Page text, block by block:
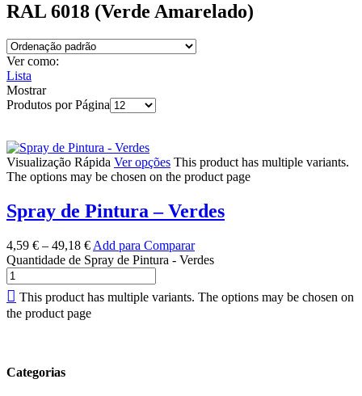
RAL 6018 (Verde Amarelado)
Ver como:
Lista
Mostrar
Produtos por Página
Visualização Rápida Ver opções This product has multiple variants.
The options may be chosen on the product page
Spray de Pintura – Verdes
4,59 € – 49,18 € Add para Comparar
Quantidade de Spray de Pintura - Verdes
This product has multiple variants. The options may be chosen on
the product page
Categorias